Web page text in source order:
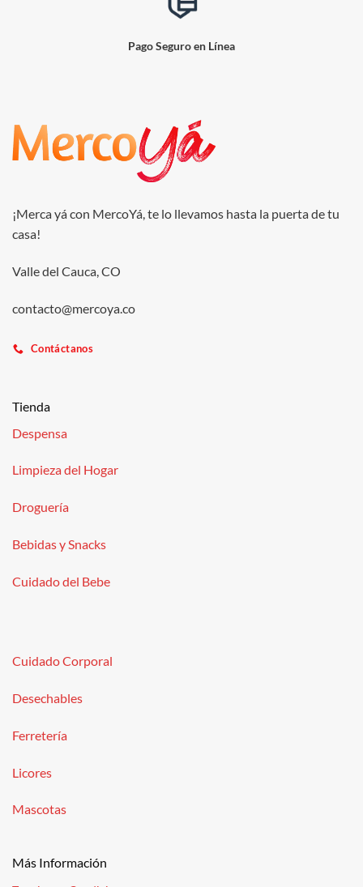
Pago Seguro en Línea
¡Merca yá con MercoYá, te lo llevamos hasta la puerta de tu
casa!
Valle del Cauca, CO
contacto@mercoya.co
Contáctanos
Tienda
Despensa
Limpieza del Hogar
Droguería
Bebidas y Snacks
Cuidado del Bebe
Cuidado Corporal
Desechables
Ferretería
Licores
Mascotas
Más Información